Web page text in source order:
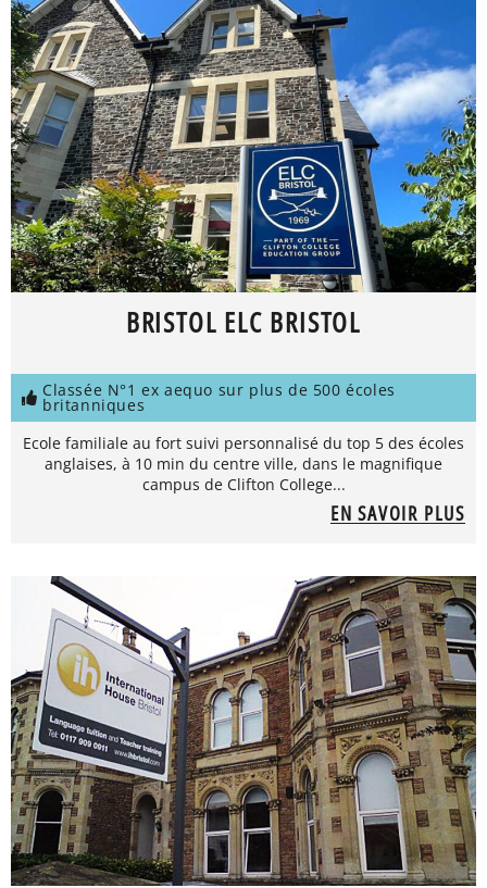
BRISTOL ELC BRISTOL
Classée N°1 ex aequo sur plus de 500 écoles
britanniques
Ecole familiale au fort suivi personnalisé du top 5 des écoles
anglaises, à 10 min du centre ville, dans le magnifique
campus de Clifton College...
EN SAVOIR PLUS